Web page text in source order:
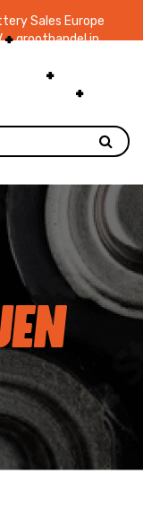
Sales Europe
groothandel in
Ruim 48
jaar ervaring
voorraad.